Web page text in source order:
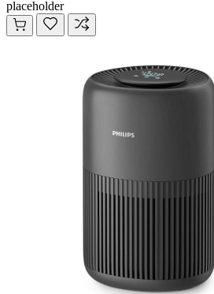
placeholder